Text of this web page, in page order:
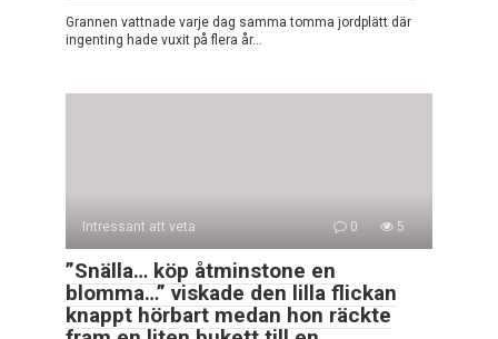
Grannen vattnade varje dag samma tomma jordplätt där
ingenting hade vuxit på flera år…
Intressant att veta 0 5
”Snälla… köp åtminstone en
blomma…” viskade den lilla flickan
knappt hörbart medan hon räckte